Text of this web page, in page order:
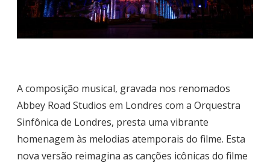
A composição musical, gravada nos renomados
Abbey Road Studios em Londres com a Orquestra
Sinfônica de Londres, presta uma vibrante
homenagem às melodias atemporais do filme. Esta
nova versão reimagina as canções icônicas do filme